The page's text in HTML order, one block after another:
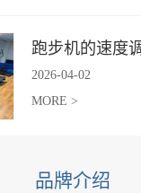
2026-04-02
MORE >
品牌介绍